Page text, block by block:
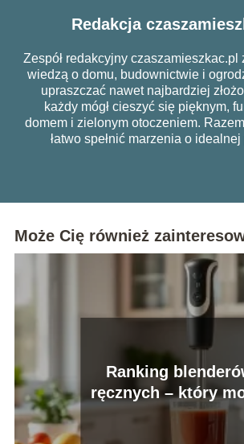
Redakcja
Zespół redakcyjny
wiedzą o domu, budownictwie i
upraszczać nawet najbardziej
każdy mógł cieszyć się pięknym,
domem i zielonym otoczeniem.
łatwo spełnić marzenia o
Może Cię również
Ranking
ręcznych – który
warto wybrać?